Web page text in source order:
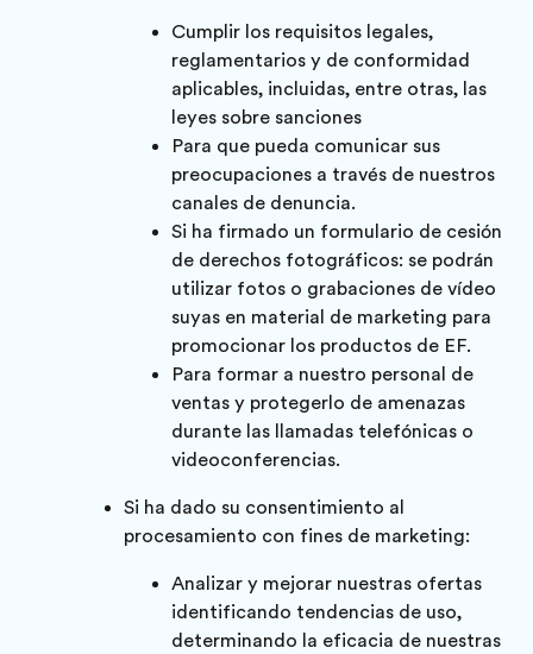
Cumplir los requisitos legales,
reglamentarios y de conformidad
aplicables, incluidas, entre otras, las
leyes sobre sanciones
Para que pueda comunicar sus
preocupaciones a través de nuestros
canales de denuncia.
Si ha firmado un formulario de cesión
de derechos fotográficos: se podrán
utilizar fotos o grabaciones de vídeo
suyas en material de marketing para
promocionar los productos de EF.
Para formar a nuestro personal de
ventas y protegerlo de amenazas
durante las llamadas telefónicas o
videoconferencias.
Si ha dado su consentimiento al
procesamiento con fines de marketing:
Analizar y mejorar nuestras ofertas
identificando tendencias de uso,
determinando la eficacia de nuestras